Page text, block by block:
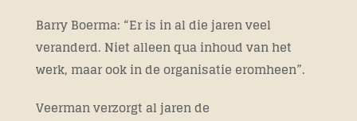
Barry Boerma: “Er is in al die jaren veel
veranderd. Niet alleen qua inhoud van het
werk, maar ook in de organisatie eromheen”.
Veerman verzorgt al jaren de